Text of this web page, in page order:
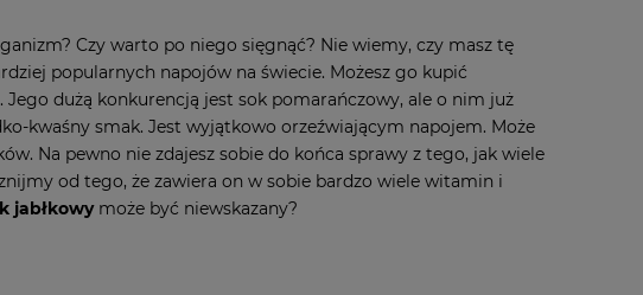
Czy warto po niego sięgnąć? Nie wiemy, czy masz tę
popularnych napojów na świecie. Możesz go kupić
dużą konkurencją jest sok pomarańczowy, ale o nim już
kwaśny smak. Jest wyjątkowo orzeźwiającym napojem. Może
Na pewno nie zdajesz sobie do końca sprawy z tego, jak wiele
od tego, że zawiera on w sobie bardzo wiele witamin i
jabłkowymoże być niewskazany?